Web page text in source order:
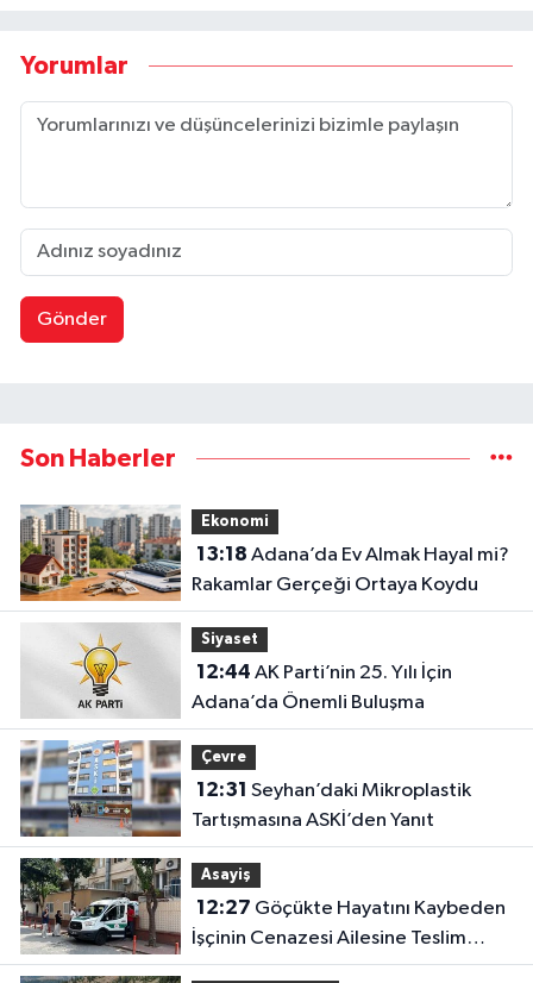
Yorumlar
Gönder
Son Haberler
Ekonomi
13:18
Rakamlar Gerçeği Ortaya Koydu
Siyaset
12:44
Adana’da Önemli Buluşma
Çevre
12:31
Tartışmasına ASKİ’den Yanıt
Asayiş
12:27
İşçinin Cenazesi Ailesine Teslim
Edildi